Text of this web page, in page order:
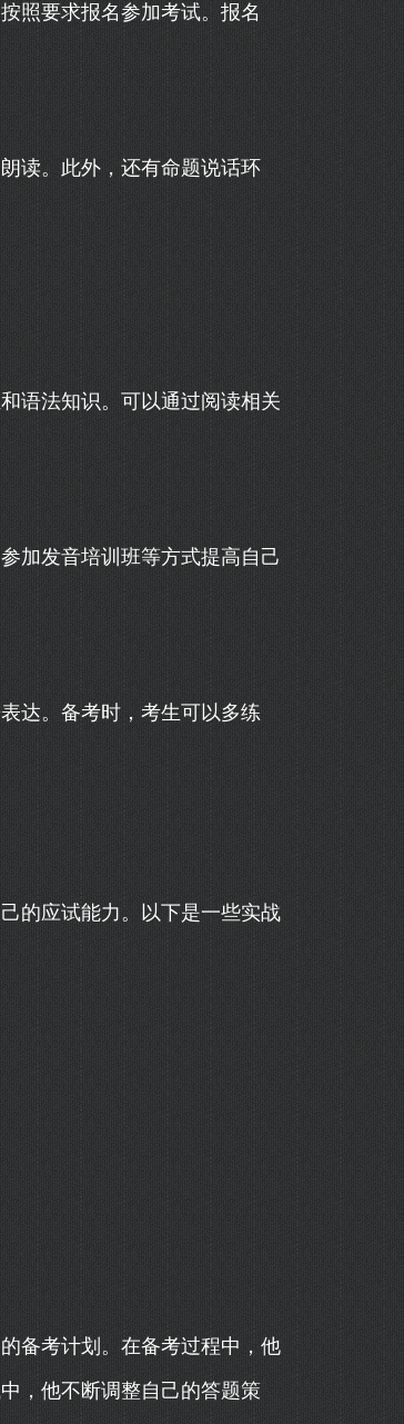
照要求报名参加考试。报名
读。此外，还有命题说话环
语法知识。可以通过阅读相关
加发音培训班等方式提高自己
达。备考时，考生可以多练
的应试能力。以下是一些实战
备考计划。在备考过程中，他
，他不断调整自己的答题策